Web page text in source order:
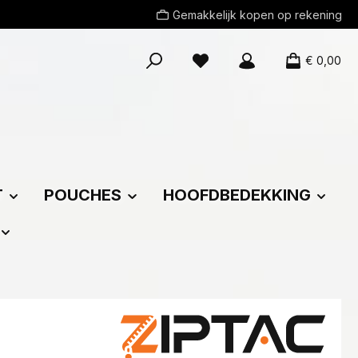
Gemakkelijk kopen op rekening
Je hebt 0 items op je€ 0,00
POUCHES
HOOFDBEDEKKING